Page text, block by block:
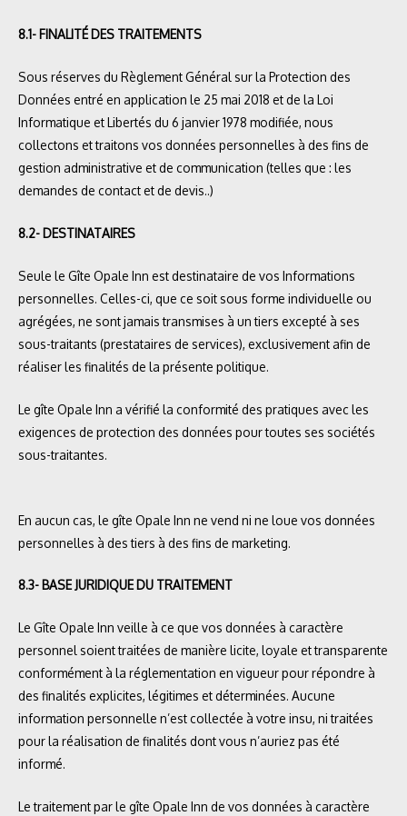
8.1- FINALITÉ DES TRAITEMENTS
Sous réserves du Règlement Général sur la Protection des
Données entré en application le 25 mai 2018 et de la Loi
Informatique et Libertés du 6 janvier 1978 modifiée, nous
collectons et traitons vos données personnelles à des fins de
gestion administrative et de communication (telles que : les
demandes de contact et de devis..)
8.2- DESTINATAIRES
Seule le Gîte Opale Inn est destinataire de vos Informations
personnelles. Celles-ci, que ce soit sous forme individuelle ou
agrégées, ne sont jamais transmises à un tiers excepté à ses
sous-traitants (prestataires de services), exclusivement afin de
réaliser les finalités de la présente politique.
Le gîte Opale Inn a vérifié la conformité des pratiques avec les
exigences de protection des données pour toutes ses sociétés
sous-traitantes.
En aucun cas, le gîte Opale Inn ne vend ni ne loue vos données
personnelles à des tiers à des fins de marketing.
8.3- BASE JURIDIQUE DU TRAITEMENT
Le Gîte Opale Inn veille à ce que vos données à caractère
personnel soient traitées de manière licite, loyale et transparente
conformément à la réglementation en vigueur pour répondre à
des finalités explicites, légitimes et déterminées. Aucune
information personnelle n’est collectée à votre insu, ni traitées
pour la réalisation de finalités dont vous n’auriez pas été
informé.
Le traitement par le gîte Opale Inn de vos données à caractère